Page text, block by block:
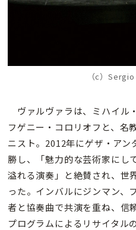
（c）
ヴァルヴァラは、ミハイル
フゲニー・コロリオフと、名
ニスト。2012年にゲザ・ア
勝し、「魅力的な芸術家にし
溢れる演奏」と絶賛され、世
った。インバルにジンマン、
者と協奏曲で共演を重ね、信
プログラムによるリサイタル